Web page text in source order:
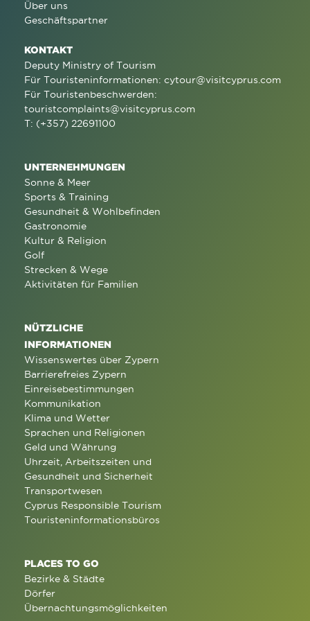
Über uns
Geschäftspartner
KONTAKT
Deputy Ministry of Tourism
Für Touristeninformationen: cytour@visitcyprus.com
Für Touristenbeschwerden:
touristcomplaints@visitcyprus.com
T: (+357) 22691100
UNTERNEHMUNGEN
Sonne & Meer
Sports & Training
Gesundheit & Wohlbefinden
Gastronomie
Kultur & Religion
Golf
Strecken & Wege
Aktivitäten für Familien
NÜTZLICHE
INFORMATIONEN
Wissenswertes über Zypern
Barrierefreies Zypern
Einreisebestimmungen
Kommunikation
Klima und Wetter
Sprachen und Religionen
Geld und Währung
Uhrzeit, Arbeitszeiten und
Gesundheit und Sicherheit
Transportwesen
Cyprus Responsible Tourism
Touristeninformationsbüros
PLACES TO GO
Bezirke & Städte
Dörfer
Übernachtungsmöglichkeiten